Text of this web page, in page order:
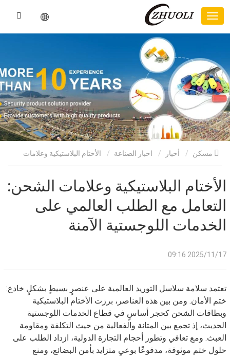
أخبار اخبار الصناعة الأختام البلاستيكية وعلامات
الشحن: التعامل مع الطلب العالمي على الخدمات اللوجستية الآمنة
الأختام البلاستيكية وعلامات الشحن:
التعامل مع الطلب العالمي على
الخدمات اللوجستية الآمنة
2025/11/17 09:16
تعتمد سلامة سلاسل التوريد العالمية على عنصرٍ بسيطٍ بشكلٍ خادع:
ختم الأمان. ومن بين هذه العناصر، برزت الأختام البلاستيكية
وبطاقات الشحن كحجر أساسٍ في قطاع الخدمات اللوجستية
الحديث، إذ تجمع بين المتانة والفعالية من حيث التكلفة ومقاومة
العبث. ومع تعافي وتطور أحجام التجارة الدولية، ازداد الطلب على
حلول ختم موثوقة، مدفوعًا بوعيٍ متزايد بأمن البضائع، ومنع